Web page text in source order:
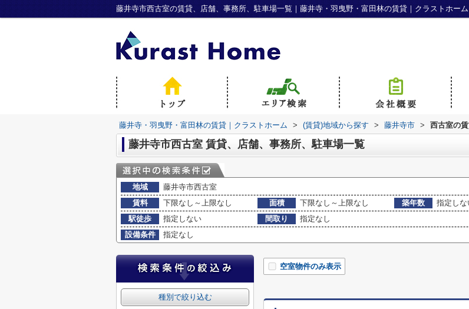
藤井寺市西古室の賃貸、店舗、事務所、駐車場一覧｜藤井寺・羽曳野・富田林の賃貸｜クラストホーム
藤井寺・羽曳野・富田林の賃貸｜クラストホーム > (賃貸)地域から探す > 藤井寺市 > 西古室の
藤井寺市西古室 賃貸、店舗、事務所、駐車場一覧
地域
藤井寺市西古室
賃料
下限なし～上限なし 面積 下限なし～上限なし 築年数
指定しな
駅徒歩
指定しない 間取り
指定なし
設備条件
指定なし
空室物件のみ表示
種別で絞り込む